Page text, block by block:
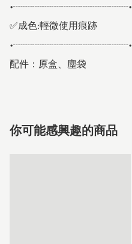
•┈┈┈┈┈┈┈┈┈┈┈┈•
✅成色:輕微使用痕跡
•┈┈┈┈┈┈┈┈┈┈┈┈•
配件：原盒、塵袋
你可能感興趣的商品